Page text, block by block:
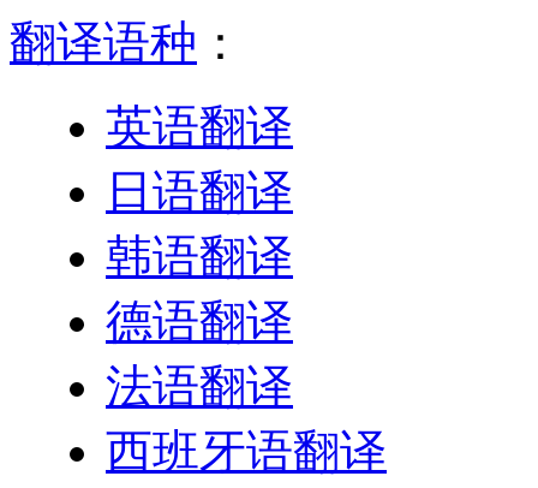
翻译语种 ：
英语翻译
日语翻译
韩语翻译
德语翻译
法语翻译
西班牙语翻译